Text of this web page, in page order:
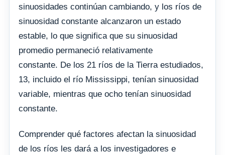
sinuosidades continúan cambiando, y los ríos de
sinuosidad constante alcanzaron un estado
estable, lo que significa que su sinuosidad
promedio permaneció relativamente
constante. De los 21 ríos de la Tierra estudiados,
13, incluido el río Mississippi, tenían sinuosidad
variable, mientras que ocho tenían sinuosidad
constante.
Comprender qué factores afectan la sinuosidad
de los ríos les dará a los investigadores e